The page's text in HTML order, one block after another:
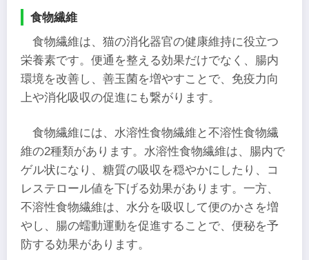
食物繊維
食物繊維は、猫の消化器官の健康維持に役立つ
栄養素です。便通を整える効果だけでなく、腸内
環境を改善し、善玉菌を増やすことで、免疫力向
上や消化吸収の促進にも繋がります。
食物繊維には、水溶性食物繊維と不溶性食物繊
維の2種類があります。水溶性食物繊維は、腸内で
ゲル状になり、糖質の吸収を穏やかにしたり、コ
レステロール値を下げる効果があります。一方、
不溶性食物繊維は、水分を吸収して便のかさを増
やし、腸の蠕動運動を促進することで、便秘を予
防する効果があります。